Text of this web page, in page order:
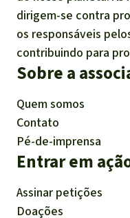
dirigem-se contra
os responsáveis
contribuindo para
Sobre a
Quem somos
Contato
Pé-de-imprensa
Entrar em
Assinar petições
Doações